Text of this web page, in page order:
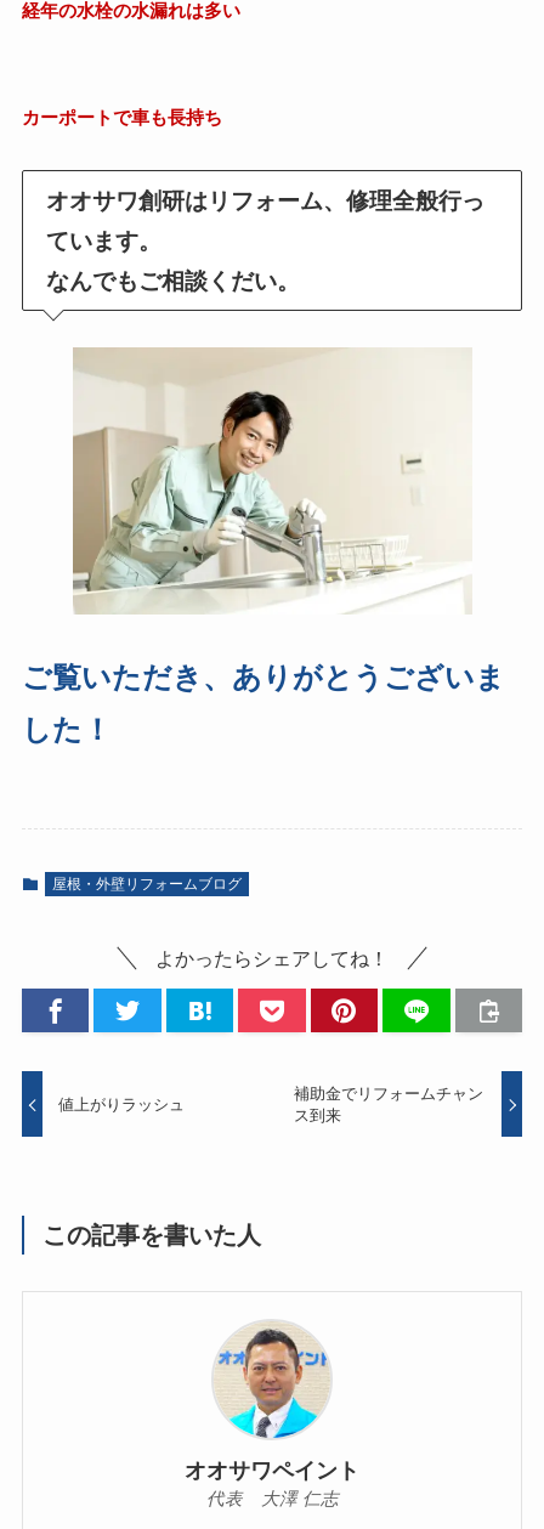
経年の水栓の水漏れは多い
カーポートで車も長持ち
オオサワ創研はリフォーム、修理全般行っ
ています。
なんでもご相談くだい。
ご覧いただき、ありがとうございま
した！
屋根・外壁リフォームブログ
よかったらシェアしてね！
値上がりラッシュ
補助金でリフォームチャン
ス到来
この記事を書いた人
オオサワペイント
代表 大澤 仁志